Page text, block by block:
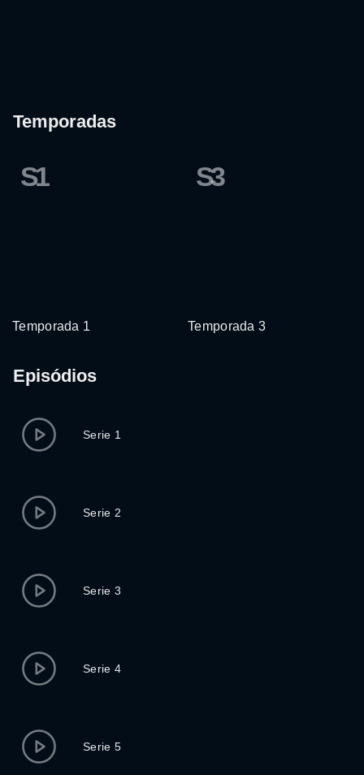
Temporadas
S1
Temporada 1
S3
Temporada 3
Episódios
Serie 1
Serie 2
Serie 3
Serie 4
Serie 5